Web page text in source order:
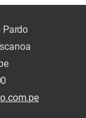
Pardo